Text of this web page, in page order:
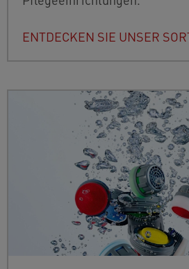
ENTDECKEN SIE UNSER